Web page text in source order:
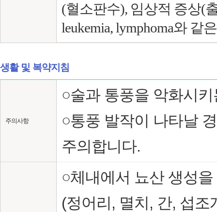
(혈소판수), 임상적 증상(
leukemia, lymphoma와 같
생활 및 복약지침
주의사항
○술과 통풍을 악화시
○통풍 발작이 나타날
주의합니다.
○체내에서 뇨산 생성
(정어리, 멸치, 간, 섭조